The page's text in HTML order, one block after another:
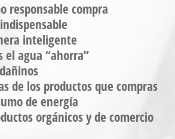
responsable compra
inteligente
el agua “ahorra”
de los productos que compras
de energía
orgánicos y de comercio